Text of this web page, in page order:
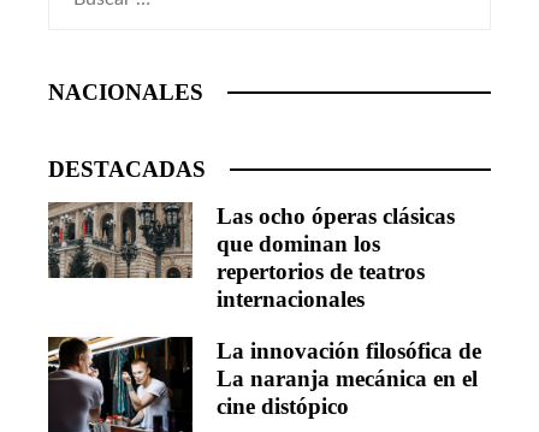
NACIONALES
DESTACADAS
Las ocho óperas clásicas
que dominan los
repertorios de teatros
internacionales
La innovación filosófica de
La naranja mecánica en el
cine distópico